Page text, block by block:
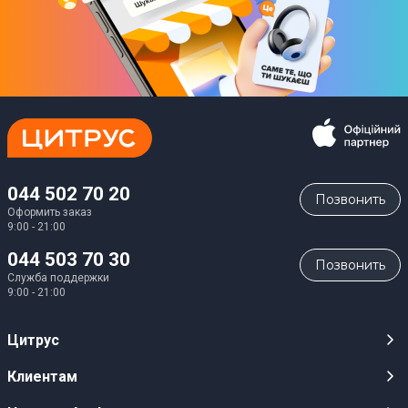
044 502 70 20
Оформить заказ
9:00 - 21:00
Позвонить
044 503 70 30
Служба поддержки
9:00 - 21:00
Позвонить
Цитрус
Карьера
Клиентам